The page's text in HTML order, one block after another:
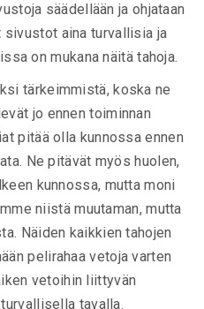
säädellään ja ohjataan
aina turvallisia ja
on mukana näitä tahoja.
tärkeimmistä, koska ne
jo ennen toiminnan
pitää olla kunnossa ennen
Ne pitävät myös huolen,
kunnossa, mutta moni
niistä muutaman, mutta
Näiden kaikkien tahojen
pelirahaa vetoja varten
vetoihin liittyvän
tavalla.